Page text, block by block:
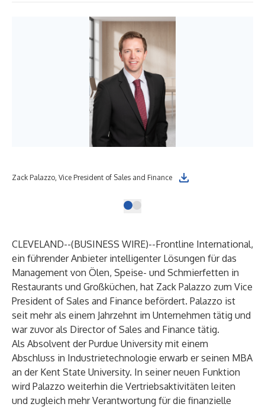
Zack Palazzo, Vice President of Sales and Finance
CLEVELAND--(BUSINESS WIRE)--Frontline International,
ein führender Anbieter intelligenter Lösungen für das
Management von Ölen, Speise- und Schmierfetten in
Restaurants und Großküchen, hat Zack Palazzo zum Vice
President of Sales and Finance befördert. Palazzo ist
seit mehr als einem Jahrzehnt im Unternehmen tätig und
war zuvor als Director of Sales and Finance tätig.
Als Absolvent der Purdue University mit einem
Abschluss in Industrietechnologie erwarb er seinen MBA
an der Kent State University. In seiner neuen Funktion
wird Palazzo weiterhin die Vertriebsaktivitäten leiten
und zugleich mehr Verantwortung für die finanzielle